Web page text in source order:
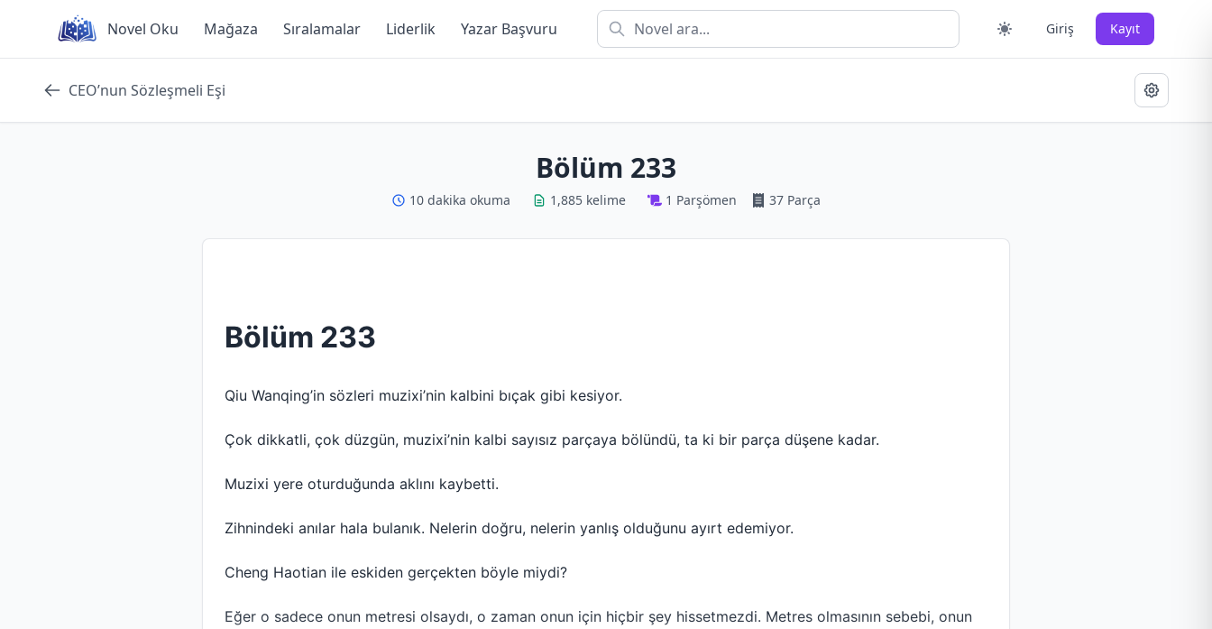
content
Novel Oku Mağaza Sıralamalar Liderlik Yazar Başvuru Giriş Kayıt
CEO’nun Sözleşmeli Eşi
Bölüm 233
10 dakika okuma 1,885 kelime 1 Parşömen 37 Parça
Bölüm 233
Qiu Wanqing’in sözleri muzixi’nin kalbini bıçak gibi kesiyor.
Çok dikkatli, çok düzgün, muzixi’nin kalbi sayısız parçaya bölündü, ta ki bir parça düşene kadar.
Muzixi yere oturduğunda aklını kaybetti.
Zihnindeki anılar hala bulanık. Nelerin doğru, nelerin yanlış olduğunu ayırt edemiyor.
Cheng Haotian ile eskiden gerçekten böyle miydi?
Eğer o sadece onun metresi olsaydı, o zaman onun için hiçbir şey hissetmezdi. Metres olmasının sebebi, onun